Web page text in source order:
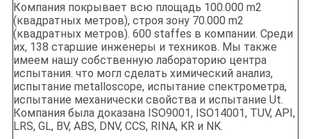
Компания покрывает всю площадь 100.000 m2
(квадратных метров), строя зону 70.000 m2
(квадратных метров). 600 staffes в компании. Среди
их, 138 старшие инженеры и техников. Мы также
имеем нашу собственную лабораторию центра
испытания. что могл сделать химический анализ,
испытание metalloscope, испытание спектрометра,
испытание механически свойства и испытание Ut.
Компания была доказана ISO9001, ISO14001, TUV, API,
LRS, GL, BV, ABS, DNV, CCS, RINA, KR и NK.